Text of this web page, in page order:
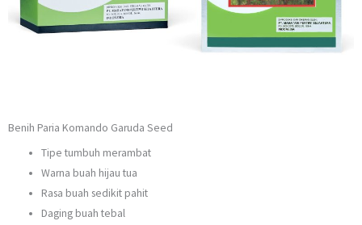
Benih Paria Komando Garuda Seed
Tipe tumbuh merambat
Warna buah hijau tua
Rasa buah sedikit pahit
Daging buah tebal